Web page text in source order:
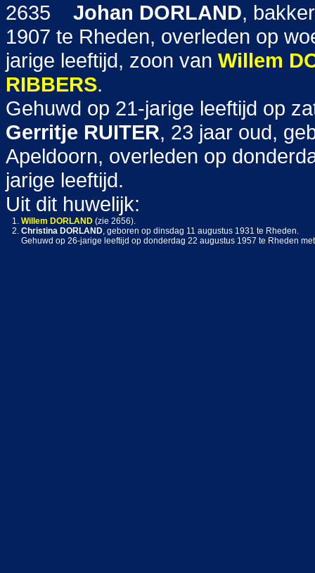
2635 Johan DORLAND,
1907 te Rheden, overleden op
jarige leeftijd, zoon van Willem
RIBBERS.
Gehuwd op 21-jarige leeftijd op
Gerritje RUITER, 23 jaar oud,
Apeldoorn, overleden op
jarige leeftijd.
Uit dit huwelijk:
1. Willem DORLAND (zie 2656).
2. Christina DORLAND, geboren op dinsdag 11 augustus 1931 te Rheden.
Gehuwd op 26-jarige leeftijd op donderdag 22 augustus 1957 te Rheden